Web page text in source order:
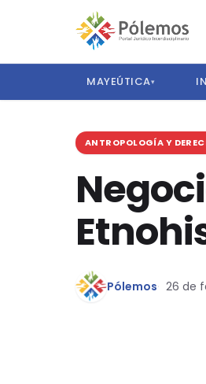
MAYEÚTICA▾
ANTROPOLOGÍA Y
Pólemos 26 de